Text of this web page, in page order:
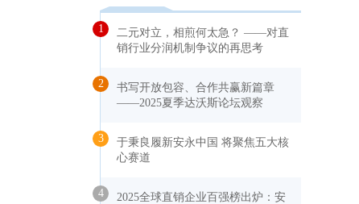
1
二元对立，相煎何太急？ ——对直
销行业分润机制争议的再思考
2
书写开放包容、合作共赢新篇章
——2025夏季达沃斯论坛观察
3
于秉良履新安永中国 将聚焦五大核
心赛道
4
2025全球直销企业百强榜出炉：安